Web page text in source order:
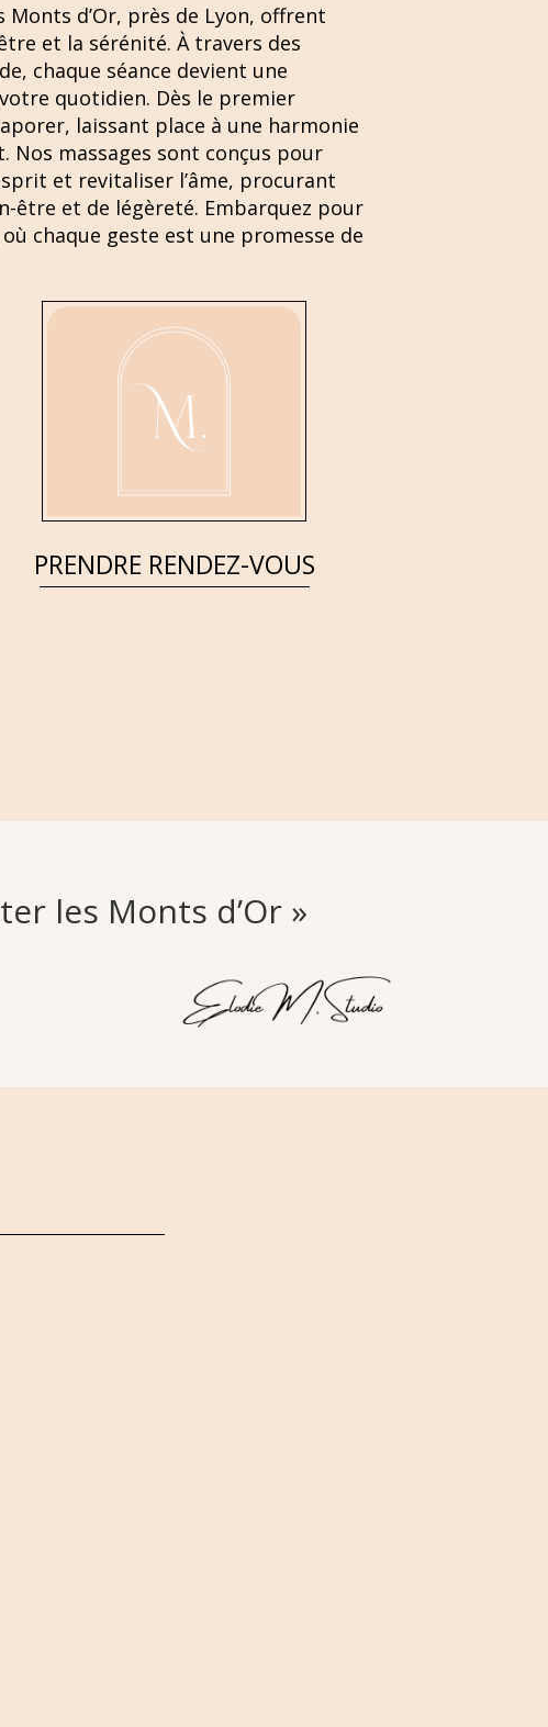
Monts d’Or, près de Lyon, offrent
et la sérénité. À travers des
chaque séance devient une
quotidien. Dès le premier
laissant place à une harmonie
Nos massages sont conçus pour
et revitaliser l’âme, procurant
être et de légèreté. Embarquez pour
chaque geste est une promesse de
PRENDRE RENDEZ-VOUS
les Monts d’Or »